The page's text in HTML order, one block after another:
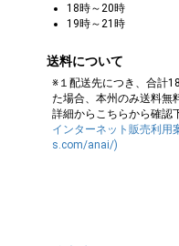
18時～20時
19時～21時
送料について
※１配送先につき、合計
た場合、本州のみ送料無
詳細からこちらから確認
インターネット販売利
s.com/anai/)